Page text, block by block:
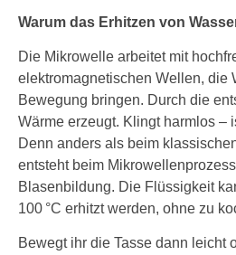
Warum das Erhitzen von
Die Mikrowelle arbeitet mit
elektromagnetischen Wellen, die
Bewegung bringen. Durch die
Wärme erzeugt. Klingt harmlos –
Denn anders als beim
entsteht beim
Blasenbildung. Die Flüssigkeit
100 °C erhitzt werden, ohne zu
Bewegt ihr die Tasse dann leicht